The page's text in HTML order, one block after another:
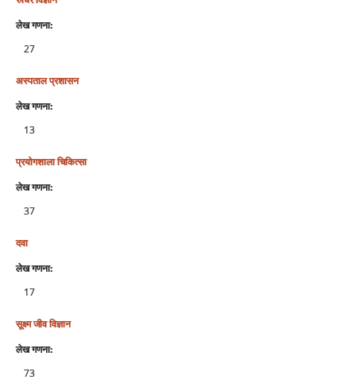
लेख गणना:
27
अस्‍पताल प्रशासन
लेख गणना:
13
प्रयोगशाला चिकित्‍सा
लेख गणना:
37
दवा
लेख गणना:
17
सूक्ष्‍म जीव विज्ञान
लेख गणना:
73